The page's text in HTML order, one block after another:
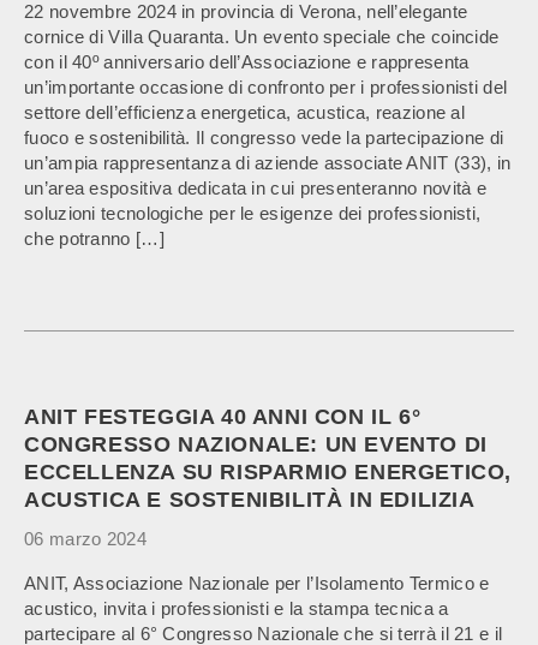
22 novembre 2024 in provincia di Verona, nell’elegante
cornice di Villa Quaranta. Un evento speciale che coincide
con il 40º anniversario dell’Associazione e rappresenta
un’importante occasione di confronto per i professionisti del
settore dell’efficienza energetica, acustica, reazione al
fuoco e sostenibilità. Il congresso vede la partecipazione di
un’ampia rappresentanza di aziende associate ANIT (33), in
un’area espositiva dedicata in cui presenteranno novità e
soluzioni tecnologiche per le esigenze dei professionisti,
che potranno […]
ANIT FESTEGGIA 40 ANNI CON IL 6°
CONGRESSO NAZIONALE: UN EVENTO DI
ECCELLENZA SU RISPARMIO ENERGETICO,
ACUSTICA E SOSTENIBILITÀ IN EDILIZIA
06 marzo 2024
ANIT, Associazione Nazionale per l’Isolamento Termico e
acustico, invita i professionisti e la stampa tecnica a
partecipare al 6° Congresso Nazionale che si terrà il 21 e il